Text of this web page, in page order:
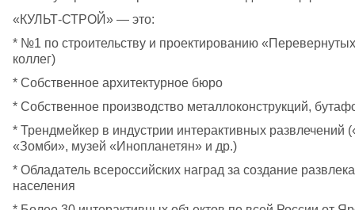
«КУЛЬТ-СТРОЙ» — это:
* №1 по строительству и проектированию
коллег)
* Собственное архитектурное бюро
* Собственное производство металлоконструкций,
* Трендмейкер в индустрии интерактивных развлечений
«Зомби», музей «Инопланетян» и др.)
* Обладатель всероссийских наград за создание
населения